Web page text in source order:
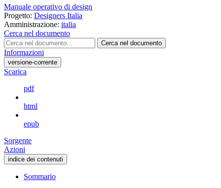
Manuale operativo di design
Progetto: Designers Italia
Amministrazione: italia
Cerca nel documento
Cerca nel documento
Informazioni
versione-corrente
Scarica
pdf
html
epub
Sorgente
Azioni
indice dei contenuti
Sommario